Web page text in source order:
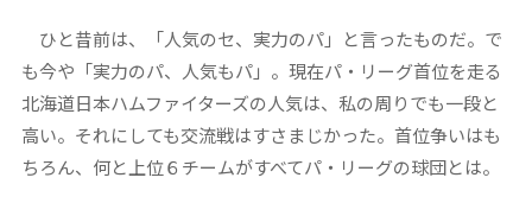
ひと昔前は、「人気のセ、実力のパ」と言ったものだ。で
も今や「実力のパ、人気もパ」。現在パ・リーグ首位を走る
北海道日本ハムファイターズの人気は、私の周りでも一段と
高い。それにしても交流戦はすさまじかった。首位争いはも
ちろん、何と上位６チームがすべてパ・リーグの球団とは。